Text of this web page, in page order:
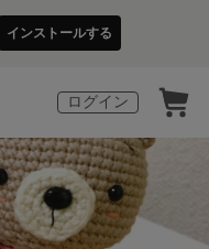
インストールする
ログイン